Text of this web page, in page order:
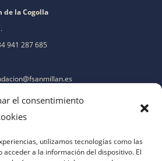
el consentimiento
utilizamos tecnologías como las
a la información del dispositivo. El
de la Cogolla
941 287 685